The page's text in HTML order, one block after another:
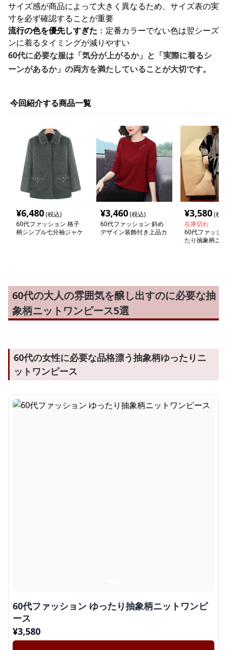
サイズ感が商品によって大きく異なるため、サイズ表の実
寸を必ず確認することが重要
流行の色を優先しすぎた ：定番カラーでない色は翌シーズ
ンに着るタイミングが減りやすい
60代に必要な服は「気分が上がるか」と「実際に着るシ
ーンがあるか」の両方を満たしていることが大切です。
今回紹介する商品一覧
¥6,480(税込)
60代ファッション 格子
柄シンプル七分袖ジャケ
¥3,460(税込)
60代ファッション 斜め
デザイン装飾付き上品カ
¥3,580(税
在庫切れ
60代ファッシ
たり抽象柄ニ
60代の大人の雰囲気を醸し出すのに必要な抽
象柄ニットワンピース5選
60代の女性に必要な品格漂う抽象柄ゆったりニ
ットワンピース
60代ファッション ゆったり抽象柄ニットワンピ
ース
¥3,580